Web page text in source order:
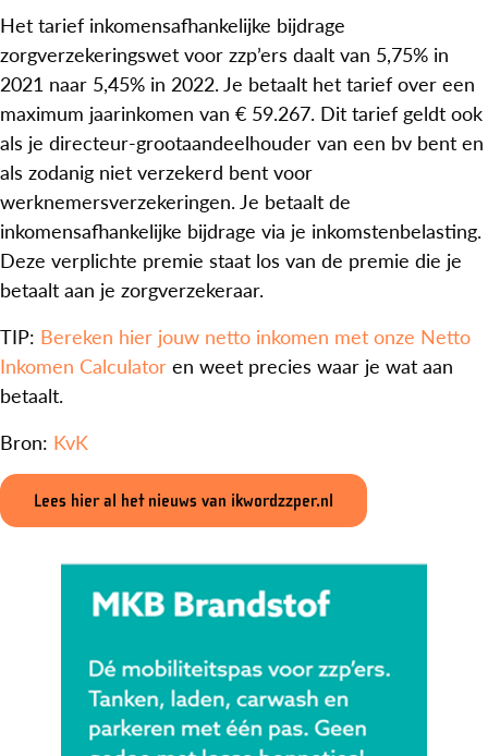
Het tarief inkomensafhankelijke bijdrage
zorgverzekeringswet voor zzp’ers daalt van 5,75% in
2021 naar 5,45% in 2022. Je betaalt het tarief over een
maximum jaarinkomen van € 59.267. Dit tarief geldt ook
als je directeur-grootaandeelhouder van een bv bent en
als zodanig niet verzekerd bent voor
werknemersverzekeringen. Je betaalt de
inkomensafhankelijke bijdrage via je inkomstenbelasting.
Deze verplichte premie staat los van de premie die je
betaalt aan je zorgverzekeraar.
TIP: Bereken hier jouw netto inkomen met onze Netto
Inkomen Calculator en weet precies waar je wat aan
betaalt.
Bron: KvK
Lees hier al het nieuws van ikwordzzper.nl